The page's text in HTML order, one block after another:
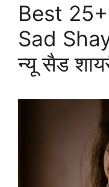
Best
Sad
न्यू सैड